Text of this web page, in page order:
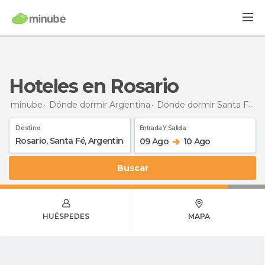
Hoteles en Rosario
minube Dónde dormir Argentina Dónde dormir Santa Fé
Destino Entrada Y Salida
09 Ago 10 Ago
Buscar
HUÉSPEDES MAPA